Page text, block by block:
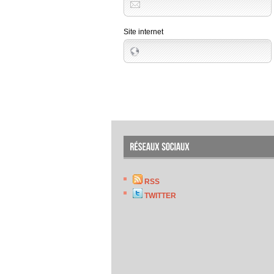
Site internet
RSS
TWITTER